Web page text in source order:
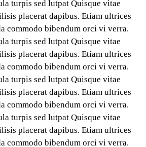
turpis sed lutpat Quisque vitae
placerat dapibus. Etiam ultrices
commodo bibendum orci vi verra.
turpis sed lutpat Quisque vitae
placerat dapibus. Etiam ultrices
commodo bibendum orci vi verra.
turpis sed lutpat Quisque vitae
placerat dapibus. Etiam ultrices
commodo bibendum orci vi verra.
turpis sed lutpat Quisque vitae
placerat dapibus. Etiam ultrices
commodo bibendum orci vi verra.